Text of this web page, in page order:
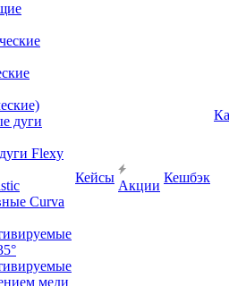
Flexy
Curva
меди
Кейсы
Акции
Кешбэк